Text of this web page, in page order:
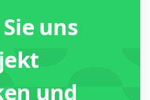
uns
und